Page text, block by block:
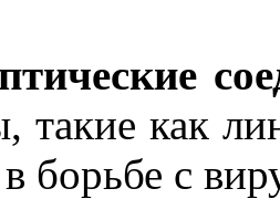
такие как
борьбе с